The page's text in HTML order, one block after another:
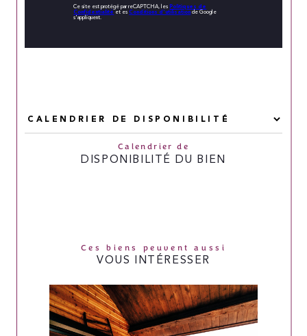
Ce site est protégé par reCAPTCHA, les Politiques de
Confidentialité et es Conditions d'utilisation de Google
s'appliquent.
Calendrier de
DISPONIBILITÉ DU BIEN
Ces biens peuvent aussi
VOUS INTÉRESSER